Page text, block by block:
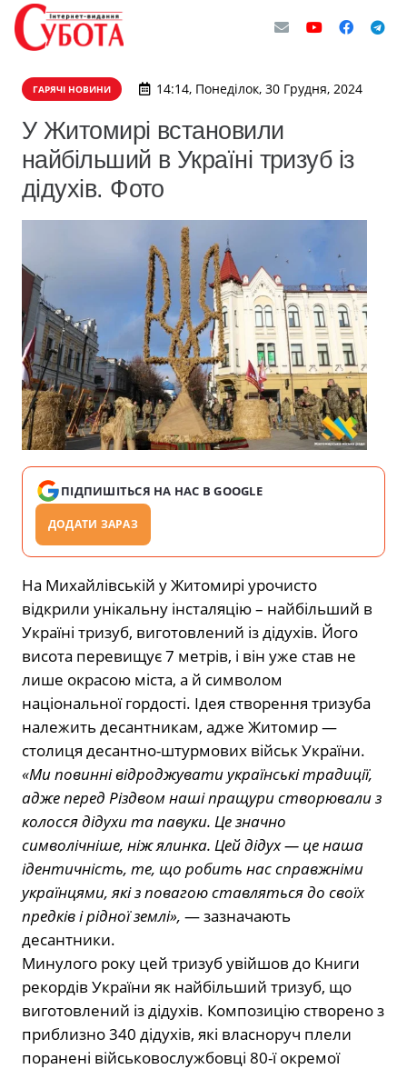
ГАРЯЧІ НОВИНИ 14:14, Понеділок, 30 Грудня, 2024
У Житомирі встановили
найбільший в Україні тризуб із
дідухів. Фото
ПІДПИШІТЬСЯ НА НАС В GOOGLE
ДОДАТИ ЗАРАЗ
На Михайлівській у Житомирі урочисто
відкрили унікальну інсталяцію – найбільший в
Україні тризуб, виготовлений із дідухів. Його
висота перевищує 7 метрів, і він уже став не
лише окрасою міста, а й символом
національної гордості. Ідея створення тризуба
належить десантникам, адже Житомир —
столиця десантно-штурмових військ України.
«Ми повинні відроджувати українські традиції,
адже перед Різдвом наші пращури створювали з
колосся дідухи та павуки. Це значно
символічніше, ніж ялинка. Цей дідух — це наша
ідентичність, те, що робить нас справжніми
українцями, які з повагою ставляться до своїх
предків і рідної землі», — зазначають
десантники.
Минулого року цей тризуб увійшов до Книги
рекордів України як найбільший тризуб, що
виготовлений із дідухів. Композицію створено з
приблизно 340 дідухів, які власноруч плели
поранені військовослужбовці 80-ї окремої